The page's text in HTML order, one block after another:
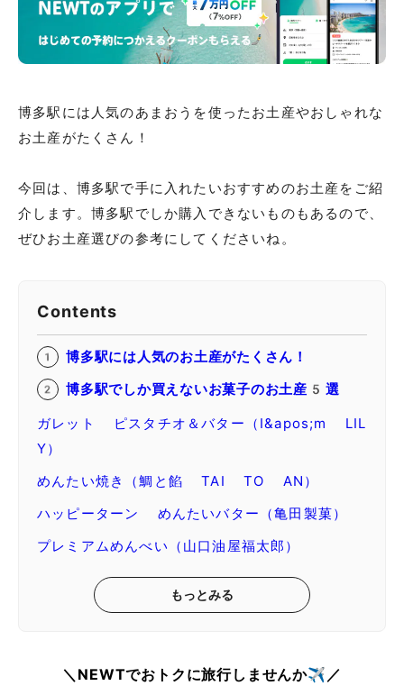
博多駅には人気のあまおうを使ったお土産やおしゃれな
お土産がたくさん！
今回は、博多駅で手に入れたいおすすめのお土産をご紹
介します。博多駅でしか購入できないものもあるので、
ぜひお土産選びの参考にしてくださいね。
Contents
博多駅には人気のお土産がたくさん！
博多駅でしか買えないお菓子のお土産5選
ガレット ピスタチオ＆バター（I&apos;m LIL
Y）
めんたい焼き（鯛と餡 TAI TO AN）
ハッピーターン めんたいバター（亀田製菓）
プレミアムめんべい（山口油屋福太郎）
もっとみる
＼NEWTでおトクに旅行しませんか✈️／